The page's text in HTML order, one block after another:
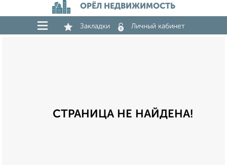
ОРЁЛ НЕДВИЖИМОСТЬ
Закладки Личный кабинет
СТРАНИЦА НЕ НАЙДЕНА!